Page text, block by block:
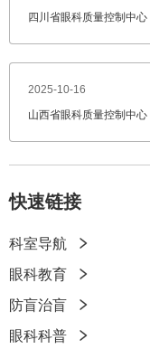
四川省眼科质量控制中心
2025-10-16
山西省眼科质量控制中心
快速链接
快
速
链
科室导航
眼科教育
防盲治盲
眼科科普